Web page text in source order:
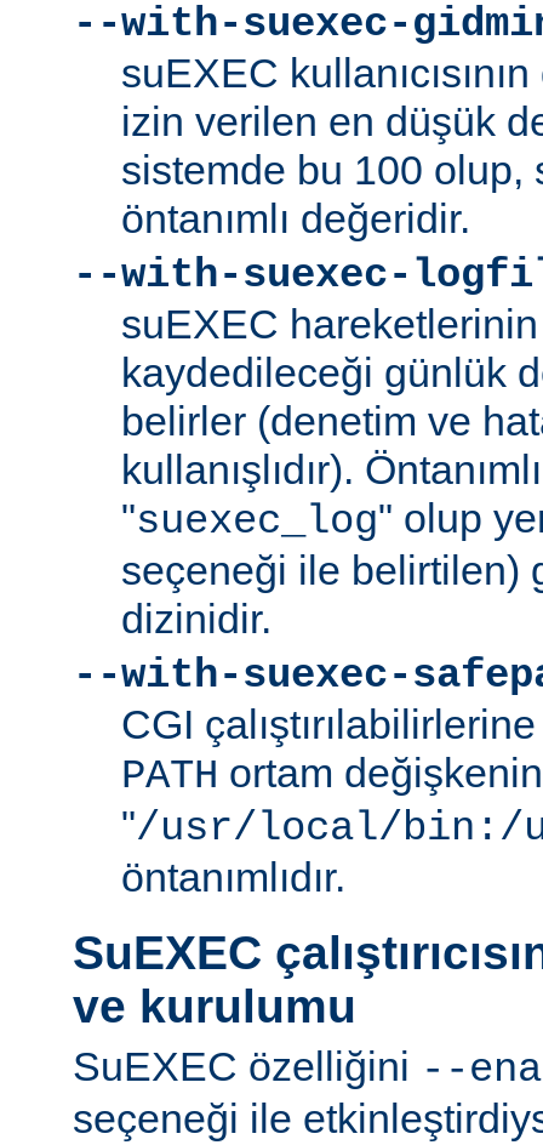
--with-suexec-
suEXEC
izin verilen en düşük
sistemde bu 100 olup,
öntanımlı değeridir.
--with-suexec-
suEXEC hareketlerinin
kaydedileceği günlük
belirler (denetim ve
kullanışlıdır).
"suexec_log" olup
seçeneği ile belirtilen)
dizinidir.
--with-suexec-
CGI
PATH ortam
"/usr/local/bin:/
öntanımlıdır.
SuEXEC
ve kurulumu
SuEXEC özelliğini --
seçeneği ile